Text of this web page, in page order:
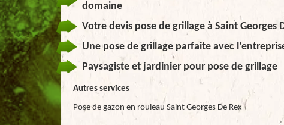
domaine
Votre devis pose de grillage à Saint Georges
Une pose de grillage parfaite avec
Paysagiste et jardinier pour pose de grillage
Autres services
Pose de gazon en rouleau Saint Georges De Rex